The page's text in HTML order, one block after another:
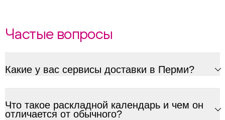
Частые вопросы
Какие у вас сервисы доставки в Перми?
Что такое раскладной календарь и чем он
отличается от обычного?